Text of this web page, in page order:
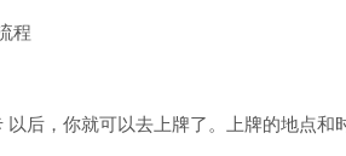
以后，你就可以去上牌了。上牌的地点和